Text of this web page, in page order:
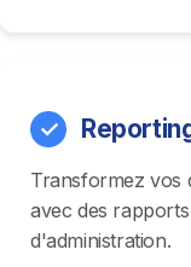
Transformez vos
avec des
d'administration.